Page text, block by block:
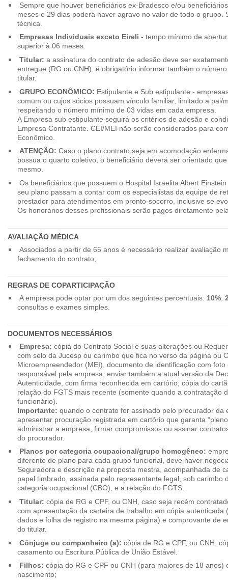
Sempre que houver beneficiários ex-Bradesco e/ou
meses e 29 dias poderá haver agravo no valor de todo o grupo.
técnica.
Empresas Individuais exceto Eireli - tempo mínimo de
superior à 06 meses.
Titular: a assinatura do contrato de adesão deve ser
entregue (RG ou CNH), é obrigatório informar também o
titular.
GRUPO ECONÔMICO: Estipulante e Sub estipulante -
comum ou cujos sócios possuam vínculo familiar, limitado a pai/
respeitando o número mínimo de 03 vidas em cada empresa.
A Empresa sub estipulante seguirá os critérios de adesão e
Empresa Contratante. CEI/MEI não serão considerados para
Econômico.
ATENÇÃO: Caso o plano contrato seja em acomodação
possua o quarto coletivo, o beneficiário deverá ser orientado
mesmo.
Os beneficiários que possuem o Hospital Israelita Albert
seu plano passam a contar com os especialistas da equipe de
prestador para atendimentos em pronto-socorro, inclusive se
Os honorários desses profissionais serão pagos diretamente
AVALIAÇÃO MÉDICA
Associados a partir de 65 anos é necessário realizar avaliação
fechamento do contrato;
REGRAS DE COPARTICIPAÇÃO
A empresa pode optar por um dos seguintes percentuais: 10%,
consultas e exames simples.
DOCUMENTOS NECESSÁRIOS
Empresa: cópia do Contrato Social e suas alterações ou
com selo da Jucesp ou carimbo que fica no verso da página ou
Microempreendedor (MEI), documento de identificação com foto
responsável pela empresa; enviar também a atual versão da
Autenticidade, com firma reconhecida em cartório; cópia do
relação do FGTS mais recente (somente quando a contratação
funcionário).
Importante: quando o contrato for assinado pelo procurador da
apresentar procuração registrada em cartório que garanta
administrar a empresa, firmar compromissos ou assinar
do procurador.
Planos por categoria ocupacional/grupo homogêneo:
diferente de plano para cada grupo funcional, deve haver
Seguradora e descrição na proposta mestra, acompanhada de
papel timbrado, assinada pelo representante legal, sob carimbo
categoria ocupacional (CBO), e a relação do FGTS.
Titular: cópia de RG e CPF, ou CNH, caso seja recém
com apresentação da carteira de trabalho em cópia autenticada
dados e folha de registro na mesma página) e comprovante de
do titular.
Cônjuge ou companheiro (a): cópia de RG e CPF, ou CNH,
casamento ou Escritura Pública de União Estável.
Filhos: cópia do RG e CPF ou CNH (para maiores de 18 anos)
nascimento;